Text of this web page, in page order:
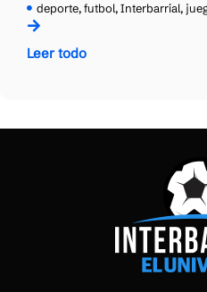
deporte,futbol,Interbarrial,
Leer todo